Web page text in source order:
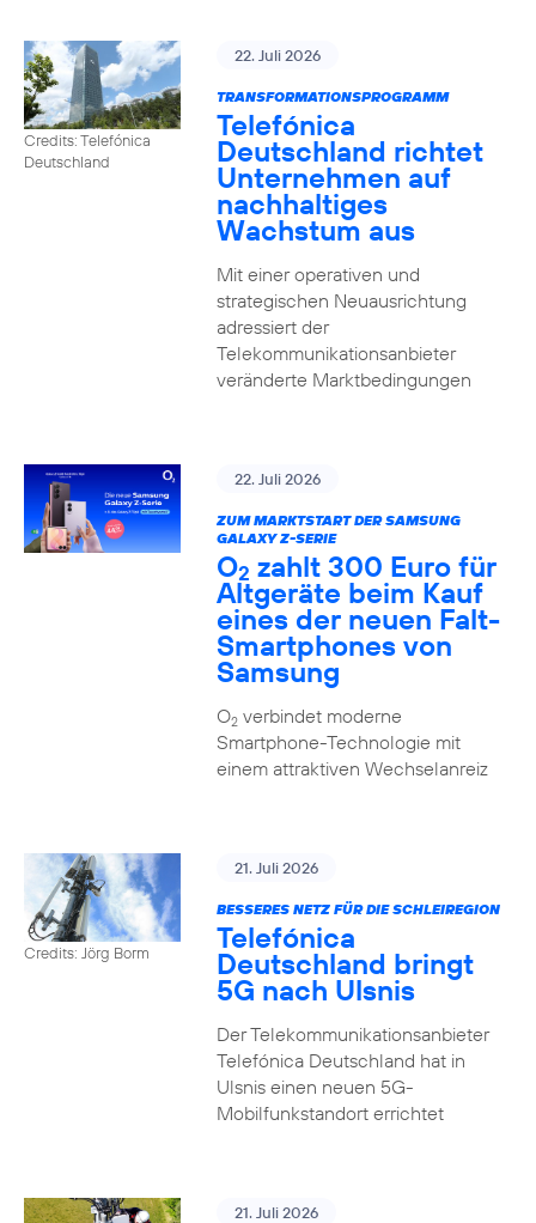
Credits: Telefónica
Deutschland
22. Juli 2026
TRANSFORMATIONSPROGRAMM
Telefónica
Deutschland richtet
Unternehmen auf
nachhaltiges
Wachstum aus
Mit einer operativen und
strategischen Neuausrichtung
adressiert der
Telekommunikationsanbieter
veränderte Marktbedingungen
22. Juli 2026
ZUM MARKTSTART DER SAMSUNG
GALAXY Z-SERIE
O2 zahlt 300 Euro für
Altgeräte beim Kauf
eines der neuen Falt-
Smartphones von
Samsung
O2verbindet moderne
Smartphone-Technologie mit
einem attraktiven Wechselanreiz
Credits: Jörg Borm
21. Juli 2026
BESSERES NETZ FÜR DIE SCHLEIREGION
Telefónica
Deutschland bringt
5G nach Ulsnis
Der Telekommunikationsanbieter
Telefónica Deutschland hat in
Ulsnis einen neuen 5G-
Mobilfunkstandort errichtet
21. Juli 2026